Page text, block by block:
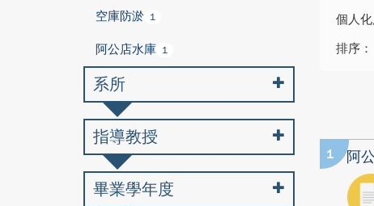
個人
排序：
1 阿
空庫防淤 1
阿公店水庫 1
系所
指導教授
畢業學年度